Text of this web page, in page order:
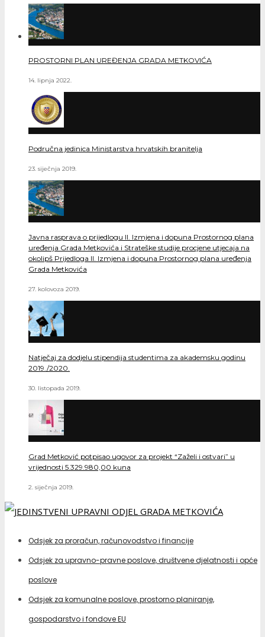
PROSTORNI PLAN UREĐENJA GRADA METKOVIĆA
14. lipnja 2022.
Područna jedinica Ministarstva hrvatskih branitelja
23. siječnja 2019.
Javna rasprava o prijedlogu II. Izmjena i dopuna Prostornog plana
uređenja Grada Metkovića i Strateške studije procjene utjecaja na
okolipš Prijedloga II. Izmjena i dopuna Prostornog plana uređenja
Grada Metkovića
27. kolovoza 2019.
Natječaj za dodjelu stipendija studentima za akademsku godinu
2019./2020.
30. listopada 2019.
Grad Metković potpisao ugovor za projekt “Zaželi i ostvari” u
vrijednosti 5.329.980,00 kuna
2. siječnja 2019.
Odsjek za proračun, računovodstvo i financije
Odsjek za upravno-pravne poslove, društvene djelatnosti i opće
poslove
Odsjek za komunalne poslove, prostorno planiranje,
gospodarstvo i fondove EU